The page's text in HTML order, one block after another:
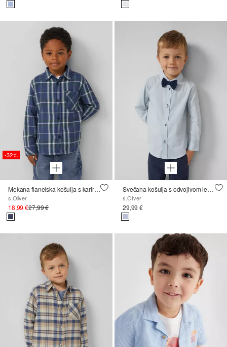
-32%
Mekana flanelska košulja s kariranim uzorkom
s.Oliver
18,99 €27,99 €
Svečana košulja s odvojivom leptir-mašnom
s.Oliver
29,99 €